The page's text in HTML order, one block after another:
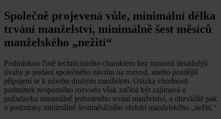
Společně projevená vůle, minimální délka
trvání manželství, minimálně šest měsíců
manželského „nežití“
Podmínkou čistě technicistního charakteru bez nutnosti detailnější
úvahy je podání společného návrhu na rozvod, anebo pozdější
připojení se k návrhu druhým manželem. Otázka vhodnosti
podmínek nesporného rozvodu však začíná být zajímavá u
požadavku minimálně jednoletého trvání manželství, a obzvláště pak
u podmínky minimálně šestiměsíčního období manželského „nežití.“